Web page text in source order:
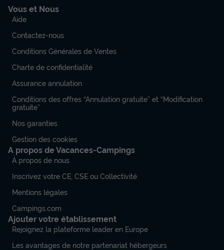
Mobilhome 6 personnes - Cottage
AUTOIRE TRIBU - 3 chambres
30m²
Terrasse couverte Animaux autorisés *
Réfrigérateur
Mobilhome 6 personnes - Cottage AUTOIRE TRIBU - 3
chambres
du16/09/2026 au23/09/2026
Meilleur prix pour 7 nuits
338,40 €
Vous et Nous
Aide
Contactez-nous
Conditions Générales de Ventes
Charte de confidentialité
Assurance annulation
Conditions des offres “Annulation gratuite” et “Modification
gratuite”
Nos garanties
Gestion des cookies
A propos de Vacances-Campings
À propos de nous
Inscrivez votre CE, CSE ou Collectivité
Mentions légales
Campings.com
Ajouter votre établissement
Rejoignez la plateforme leader en Europe
Les avantages de notre partenariat hébergeurs